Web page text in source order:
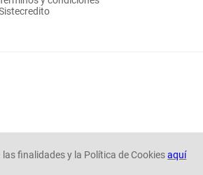
finalidades y la Política de Cookiesaquí